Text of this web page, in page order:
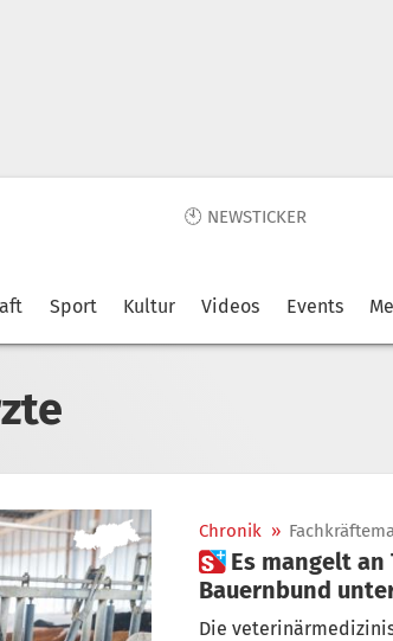
🕙 NEWSTICKER
Sport Kultur Videos Events
Chronik »
 Es mangelt an Tierärzten:
Bauernbund
angehende
Die